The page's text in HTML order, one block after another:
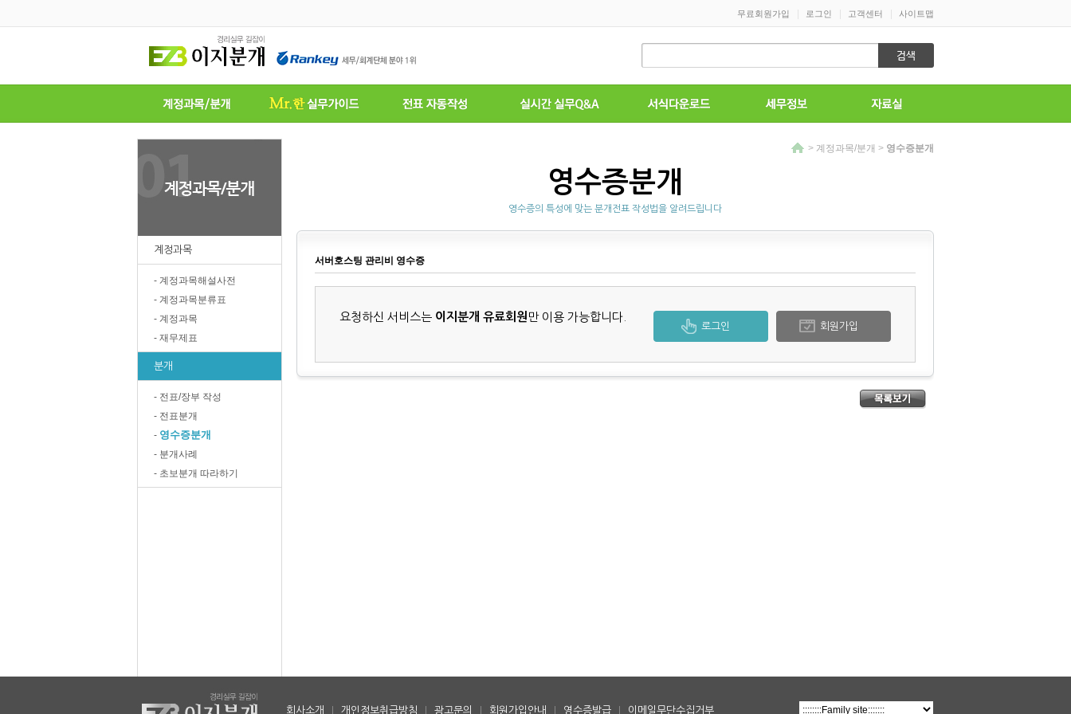
무료회원가입 로그인 고객센터 사이트맵
계정과목
- 계정과목해설사전
- 계정과목분류표
- 계정과목
- 재무제표
분개
- 전표/장부 작성
- 전표분개
- 영수증분개
- 분개사례
- 초보분개 따라하기
> 계정과목/분개 > 영수증분개
영수증분개
영수증의 특성에 맞는 분개전표 작성법을 알려드립니다
서버호스팅 관리비 영수증
요청하신 서비스는 이지분개 유료회원 만 이용 가능합니다.
회원가입
로그인
회사소개 개인정보취급방침 광고문의 회원가입안내 영수증발급 이메일무단수집거부